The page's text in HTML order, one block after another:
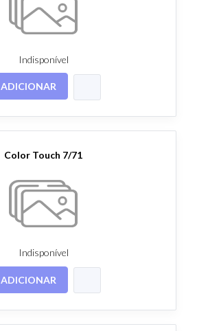
Indisponível
ADICIONAR
Color Touch 7/71
Indisponível
ADICIONAR